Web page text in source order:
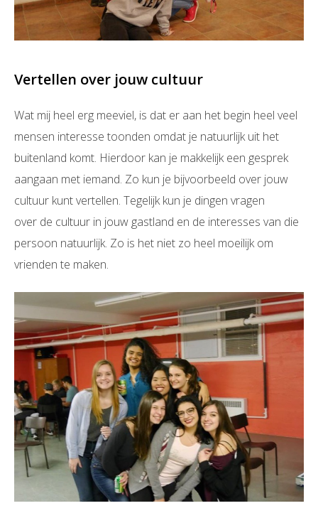
Vertellen over jouw cultuur
Wat mij heel erg meeviel, is dat er aan het begin heel veel
mensen interesse toonden omdat je natuurlijk uit het
buitenland komt. Hierdoor kan je makkelijk een gesprek
aangaan met iemand. Zo kun je bijvoorbeeld over jouw
cultuur kunt vertellen. Tegelijk kun je dingen vragen
over de cultuur in jouw gastland en de interesses van die
persoon natuurlijk. Zo is het niet zo heel moeilijk om
vrienden te maken.